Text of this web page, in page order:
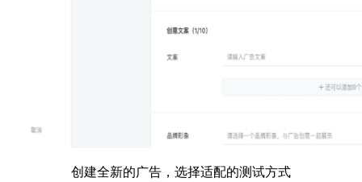
创建全新的广告，选择适配的测试方式